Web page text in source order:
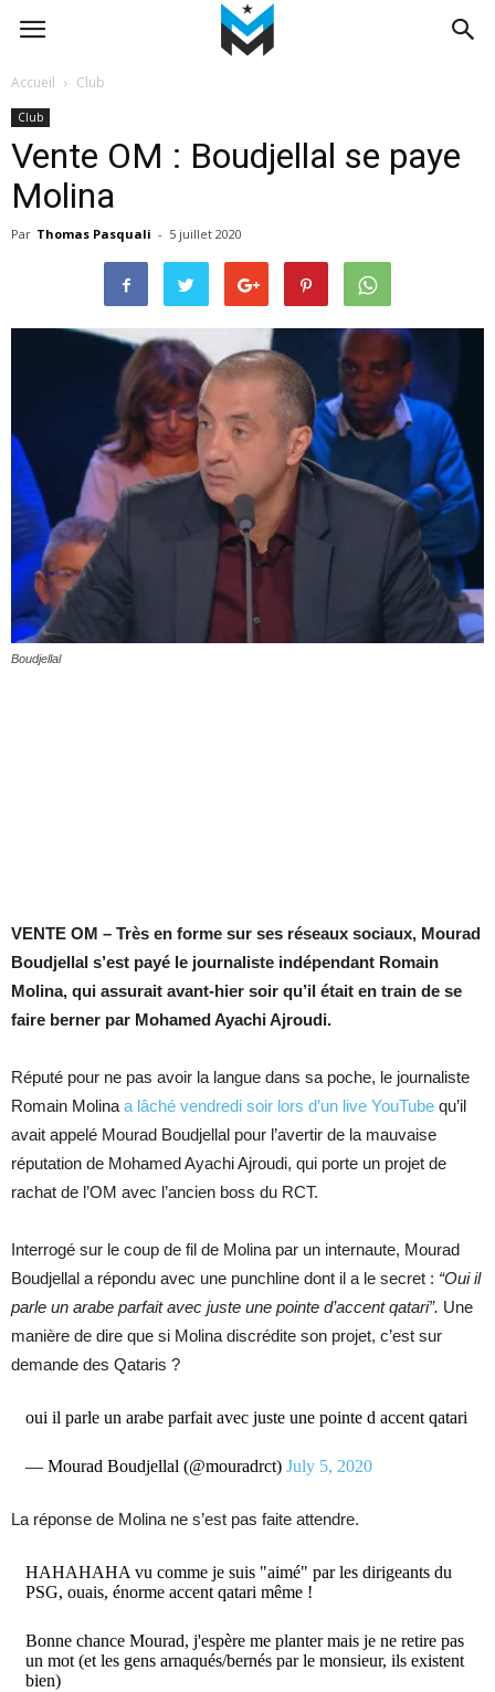
Accueil Club
Club
Vente OM : Boudjellal se paye
Molina
Par Thomas Pasquali - 5 juillet 2020
Boudjellal
VENTE OM – Très en forme sur ses réseaux sociaux, Mourad
Boudjellal s’est payé le journaliste indépendant Romain
Molina, qui assurait avant-hier soir qu’il était en train de se
faire berner par Mohamed Ayachi Ajroudi.
Réputé pour ne pas avoir la langue dans sa poche, le journaliste
Romain Molina a lâché vendredi soir lors d’un live YouTube qu’il
avait appelé Mourad Boudjellal pour l’avertir de la mauvaise
réputation de Mohamed Ayachi Ajroudi, qui porte un projet de
rachat de l’OM avec l’ancien boss du RCT.
Interrogé sur le coup de fil de Molina par un internaute, Mourad
Boudjellal a répondu avec une punchline dont il a le secret : “Oui il
parle un arabe parfait avec juste une pointe d’accent qatari”. Une
manière de dire que si Molina discrédite son projet, c’est sur
demande des Qataris ?
oui il parle un arabe parfait avec juste une pointe d accent qatari
— Mourad Boudjellal (@mouradrct) July 5, 2020
La réponse de Molina ne s’est pas faite attendre.
HAHAHAHA vu comme je suis "aimé" par les dirigeants du
PSG, ouais, énorme accent qatari même !
Bonne chance Mourad, j'espère me planter mais je ne retire pas
un mot (et les gens arnaqués/bernés par le monsieur, ils existent
bien)